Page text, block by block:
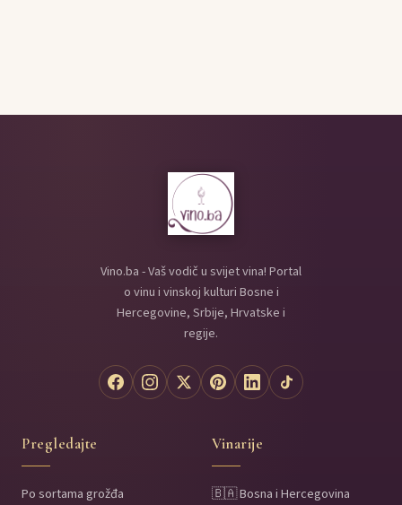
Vino.ba - Vaš vodič u svijet vina! Portal
o vinu i vinskoj kulturi Bosne i
Hercegovine, Srbije, Hrvatske i
regije.
Pregledajte
Po sortama grožđa
Vinarije
🇧🇦 Bosna i Hercegovina